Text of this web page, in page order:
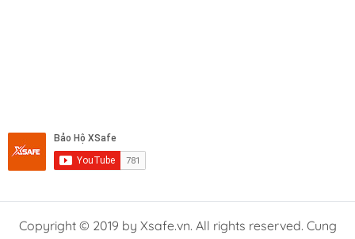
Copyright © 2019 by Xsafe.vn. All rights reserved. Cung